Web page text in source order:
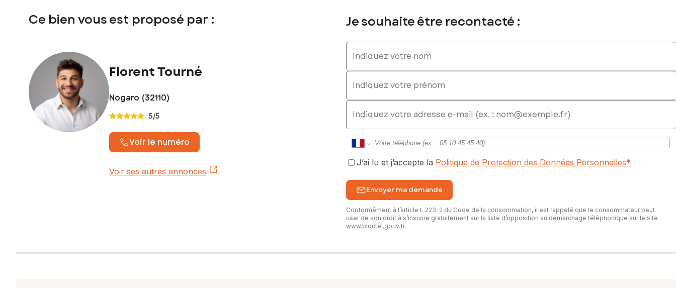
Ce bien vous est proposé par :
Florent Tourné
Nogaro (32110)
5/5
Voir le numéro
Voir ses autres annonces
Je souhaite être recontacté :
Indiquez votre nom
Indiquez votre prénom
E-mail
J’ai lu et j’accepte la Politique de Protection des Données Personnelles*
Envoyer ma demande
Conformément à l’article L.223-2 du Code de la consommation, il est rappelé que le consommateur peut
user de son droit à s’inscrire gratuitement sur la liste d’opposition au démarchage téléphonique sur le site
www.bloctel.gouv.fr.